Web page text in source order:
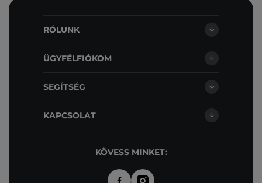
RÓLUNK
ÜGYFÉLFIÓKOM
SEGÍTSÉG
KAPCSOLAT
KÖVESS MINKET: